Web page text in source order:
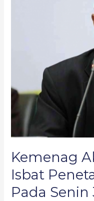
Kemenag
Isbat
Pada Senin
Juni